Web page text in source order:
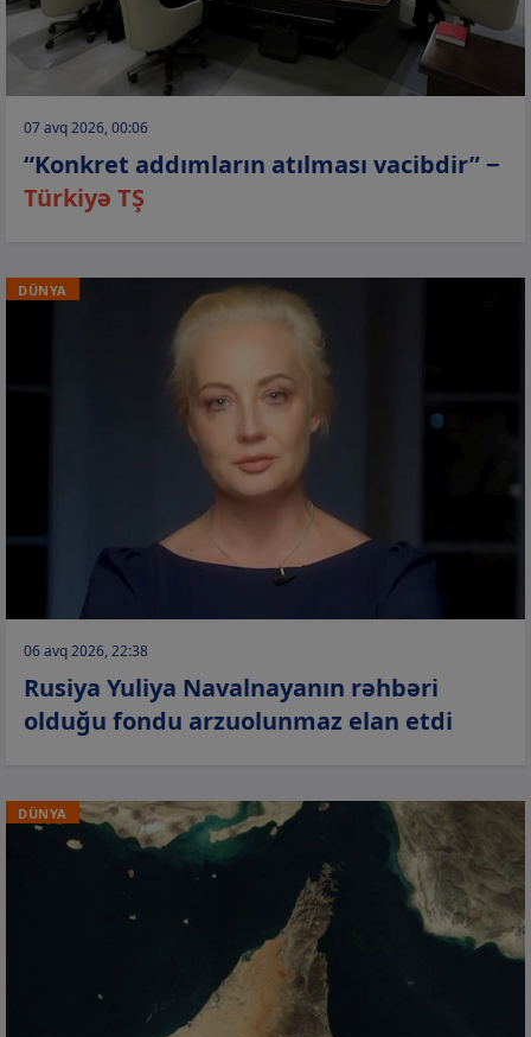
07 avq 2026, 00:06
“Konkret addımların atılması vacibdir” −
Türkiyə TŞ
DÜNYA
06 avq 2026, 22:38
Rusiya Yuliya Navalnayanın rəhbəri
olduğu fondu arzuolunmaz elan etdi
DÜNYA